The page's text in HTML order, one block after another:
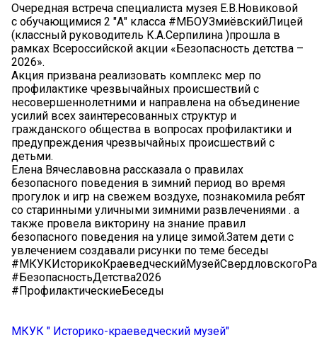
Очередная встреча специалиста музея Е.В.Новиковой
с обучающимися 2 "А" класса #МБОУЗмиёвскийЛицей
(классный руководитель К.А.Серпилина )прошла в
рамках Всероссийской акции «Безопасность детства –
2026».
Акция призвана реализовать комплекс мер по
профилактике чрезвычайных происшествий с
несовершеннолетними и направлена на объединение
усилий всех заинтересованных структур и
гражданского общества в вопросах профилактики и
предупреждения чрезвычайных происшествий с
детьми.
Елена Вячеславовна рассказала о правилах
безопасного поведения в зимний период во время
прогулок и игр на свежем воздухе, познакомила ребят
со старинными уличными зимними развлечениями . а
также провела викторину на знание правил
безопасного поведения на улице зимой.Затем дети с
увлечением создавали рисунки по теме беседы
#БезопасностьДетства2026
#ПрофилактическиеБеседы
МКУК " Историко-краеведческий музей"